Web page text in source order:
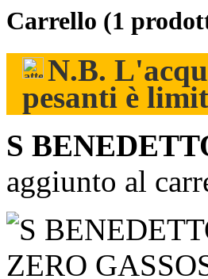
Carrello (1
N.B.
pesanti è
S
aggiunto al